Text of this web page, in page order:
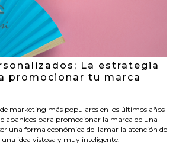
La estrategia
promocionar tu marca
marketing más populares en los últimos años
abanicos para promocionar la marca de una
una forma económica de llamar la atención de
una idea vistosa y muy inteligente.